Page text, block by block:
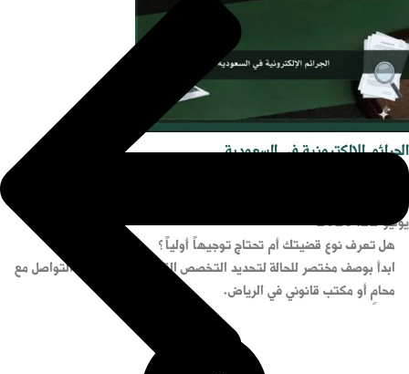
الجرائم الإلكترونية في السعودية
اقرأ المزيد»
يوليو 22, 2026
هل تعرف نوع قضيتك أم تحتاج توجيهاً أولياً؟
ابدأ بوصف مختصر للحالة لتحديد التخصص القانوني الأقرب قبل التواصل مع
محامٍ أو مكتب قانوني في الرياض.